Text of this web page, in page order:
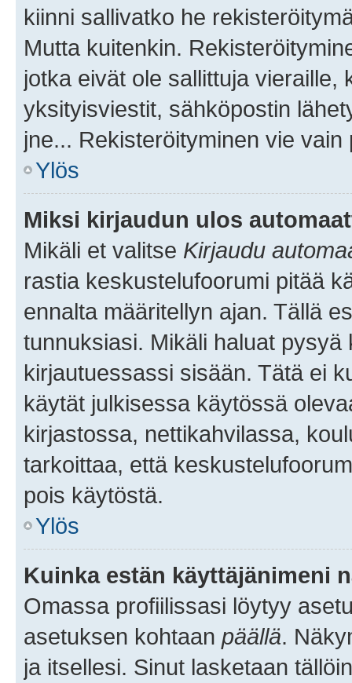
kiinni sallivatko he
Mutta kuitenkin.
jotka eivät ole sallittuja vieraille,
yksityisviestit, sähköpostin
jne... Rekisteröityminen vie
Ylös
Miksi kirjaudun ulos
Mikäli et valitse Kirjaudu
rastia keskustelufoorumi pitää
ennalta määritellyn ajan. Tällä
tunnuksiasi. Mikäli haluat
kirjautuessassi sisään. Tätä ei
käytät julkisessa käytössä
kirjastossa, nettikahvilassa,
tarkoittaa, että
pois käytöstä.
Ylös
Kuinka estän käyttäjänimeni
Omassa profiilissasi löytyy
asetuksen kohtaan päällä.
ja itsellesi. Sinut lasketaan